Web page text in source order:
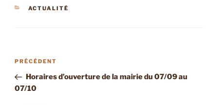
CATÉGORIES
ACTUALITÉ
Navigation
l’article
Article
précédent
PRÉCÉDENT
Horaires d’ouverture de la mairie du 07/09 au
07/10